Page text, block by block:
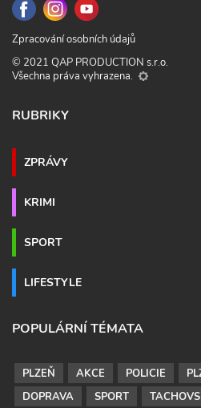
Zpracování osobních údajů
© 2021 QAP PRODUCTION s.r.o.
Všechna práva vyhrazena.
RUBRIKY
ZPRÁVY
KRIMI
SPORT
LIFESTYLE
POPULÁRNÍ TÉMATA
PLZEŇ AKCE POLICIE
DOPRAVA
SPORT